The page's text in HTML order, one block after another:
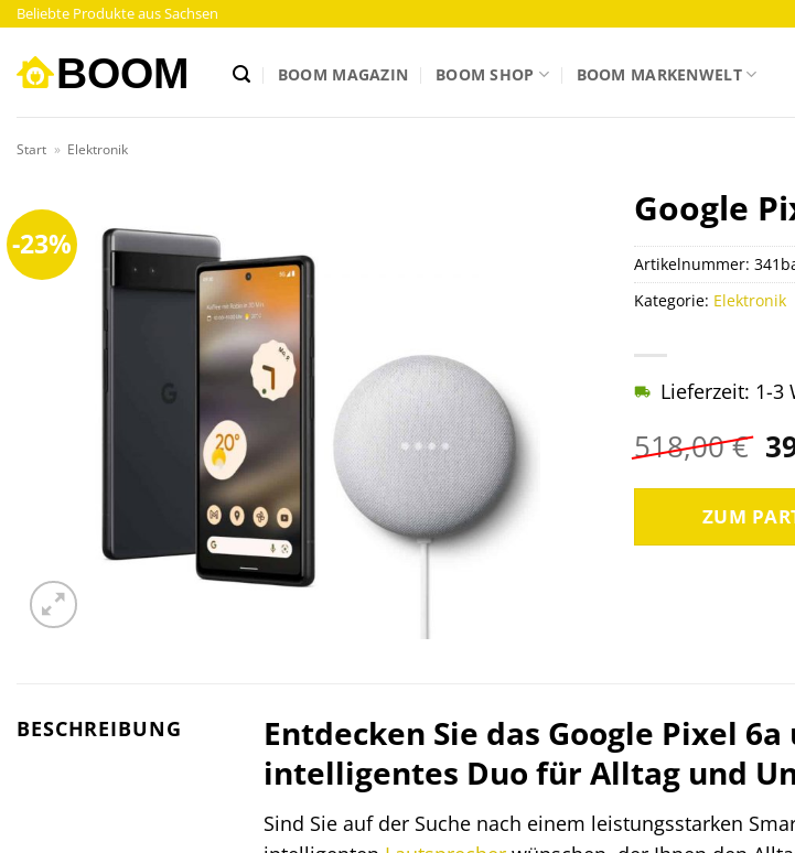
Zum
springen
Beliebte Produkte aus Sachsen
BOOM MAGAZIN BOOM SHOP BOOM MARKENWELT
Start » Elektronik
-23%
Google
518,00€
Lieferzeit: 1-3
ZUM
Artikelnummer:
Kategorie: Elektronik
BESCHREIBUNG
Entdecken Sie das Google Pixel
intelligentes Duo für Alltag und
Sind Sie auf der Suche nach einem leistungsstarken